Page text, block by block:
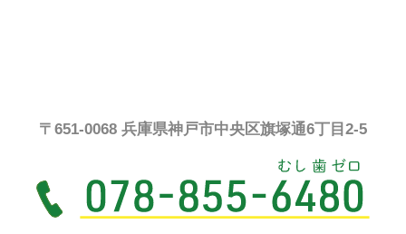
〒651-0068 兵庫県神戸市中央区旗塚通6丁目2-5